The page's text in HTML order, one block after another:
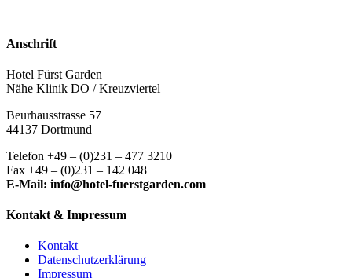
Anschrift
Hotel Fürst Garden
Nähe Klinik DO / Kreuzviertel
Beurhausstrasse 57
44137 Dortmund
Telefon +49 – (0)231 – 477 3210
Fax +49 – (0)231 – 142 048
E-Mail: info@hotel-fuerstgarden.com
Kontakt & Impressum
Kontakt
Datenschutzerklärung
Impressum